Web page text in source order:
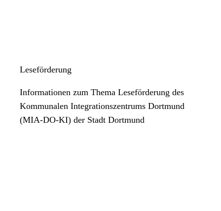
Leseförderung
Informationen zum Thema Leseförderung des
Kommunalen Integrationszentrums Dortmund
(MIA-DO-KI) der Stadt Dortmund